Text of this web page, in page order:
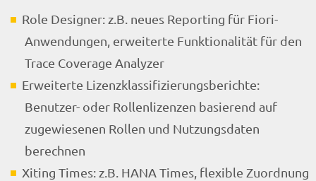
Role Designer: z.B. neues Reporting für Fiori-
Anwendungen, erweiterte Funktionalität für den
Trace Coverage Analyzer
Erweiterte Lizenzklassifizierungsberichte:
Benutzer- oder Rollenlizenzen basierend auf
zugewiesenen Rollen und Nutzungsdaten
berechnen
Xiting Times: z.B. HANA Times, flexible Zuordnung